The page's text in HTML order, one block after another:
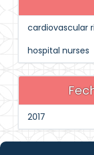
cardiovascular
hospital nurses
2017